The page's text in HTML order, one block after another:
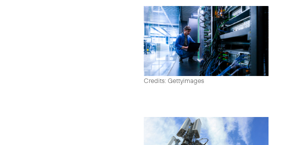
Credits: Gettyimages